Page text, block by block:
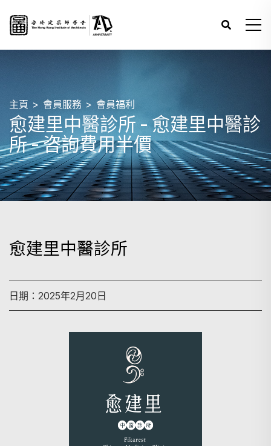
主頁 會員服務 會員福利
愈建里中醫診所 - 愈建里中醫診
所 - 咨詢費用半價
愈建里中醫診所
日期：2025年2月20日